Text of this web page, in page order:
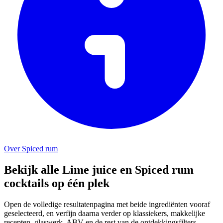
Over Spiced rum
Bekijk alle Lime juice en Spiced rum
cocktails op één plek
Open de volledige resultatenpagina met beide ingrediënten vooraf
geselecteerd, en verfijn daarna verder op klassiekers, makkelijke